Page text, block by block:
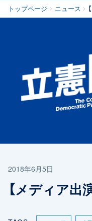
トップページ ニュース
2018年6月5日
【メディア出